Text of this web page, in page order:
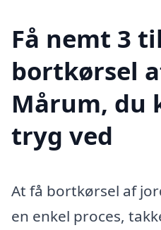
Få nemt 3
bortkørsel
Mårum, du
tryg ved
At få bortkørsel af
en enkel proces,